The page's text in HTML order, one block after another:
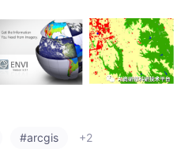
#arcgis +2